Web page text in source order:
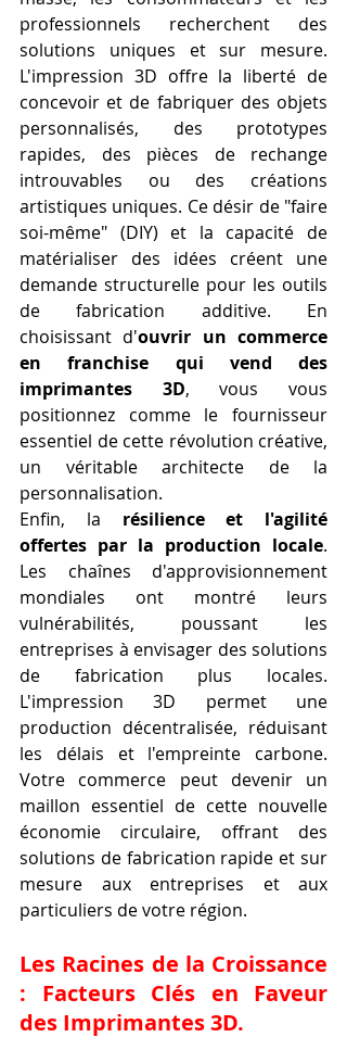
professionnels recherchent des
solutions uniques et sur mesure.
L'impression 3D offre la liberté de
concevoir et de fabriquer des objets
personnalisés, des prototypes
rapides, des pièces de rechange
introuvables ou des créations
artistiques uniques. Ce désir de "faire
soi-même" (DIY) et la capacité de
matérialiser des idées créent une
demande structurelle pour les outils
de fabrication additive. En
choisissant d'ouvrir un commerce
en franchise qui vend des
imprimantes 3D, vous vous
positionnez comme le fournisseur
essentiel de cette révolution créative,
un véritable architecte de la
personnalisation.
Enfin, la résilience et l'agilité
offertes par la production locale.
Les chaînes d'approvisionnement
mondiales ont montré leurs
vulnérabilités, poussant les
entreprises à envisager des solutions
de fabrication plus locales.
L'impression 3D permet une
production décentralisée, réduisant
les délais et l'empreinte carbone.
Votre commerce peut devenir un
maillon essentiel de cette nouvelle
économie circulaire, offrant des
solutions de fabrication rapide et sur
mesure aux entreprises et aux
particuliers de votre région.
Les Racines de la Croissance
: Facteurs Clés en Faveur
des Imprimantes 3D.